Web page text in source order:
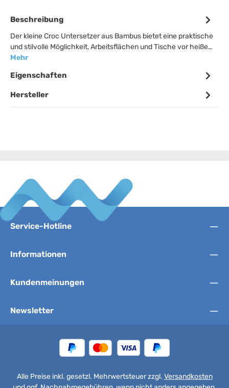
Beschreibung
Der kleine Croc Untersetzer aus Bambus bietet eine praktische
und stilvolle Möglichkeit, Arbeitsflächen und Tische vor heiße…
Mehr
Eigenschaften
Hersteller
Service-Hotline
Informationen
Kundenmeinungen
Newsletter
Alle Preise inkl. gesetzl. Mehrwertsteuer zzgl. Versandkosten